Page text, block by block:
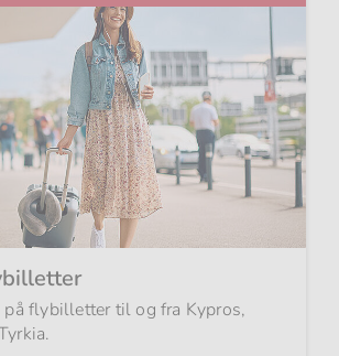
flybilletter til og fra Kypros,